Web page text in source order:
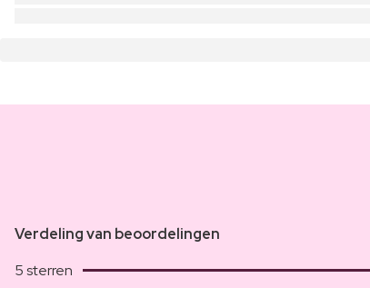
Verdeling van beoordelingen
5 sterren